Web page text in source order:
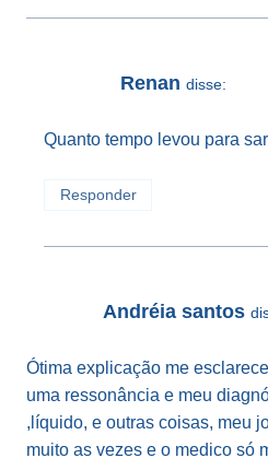
Renan disse:
Quanto tempo levou para
Responder
Andréia santos
Ótima explicação me
uma ressonância e meu
,líquido, e outras coisas, meu
muito as vezes e o medico só